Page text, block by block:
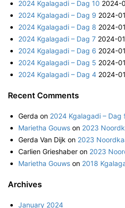
o
2024 Kgalagadi – Dag 10 2024-
2024 Kgalagadi – Dag 9 2024-
2024 Kgalagadi – Dag 8 2024-
2024 Kgalagadi – Dag 7 2024-
2024 Kgalagadi – Dag 6 2024-
2024 Kgalagadi – Dag 5 2024-
2024 Kgalagadi – Dag 4 2024-
Recent Comments
Gerda on 2024 Kgalagadi – Dag
Marietha Gouws on 2023
Gerda Van Dijk on 2023
Carlien Grieshaber on 2023
Marietha Gouws on 2018
Archives
January 2024